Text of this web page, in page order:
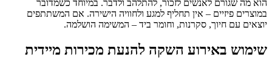
הוא מה שגורם לאנשים לזכור, להתלהב ולדבר. במיוחד כשמדובר
במוצרים פיזיים – אין תחליף למגע ולחוויה הישירה. אם המשתתפים
יוצאים עם חיוך, סקרנות, וחומר ביד – המשימה הושלמה.
שימוש באירוע השקה להנעת מכירות מיידית